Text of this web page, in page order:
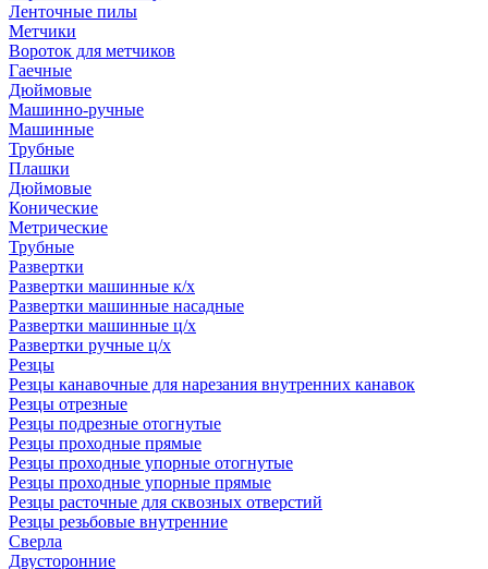
Ленточные пилы
Метчики
Вороток для метчиков
Гаечные
Дюймовые
Машинно-ручные
Машинные
Трубные
Плашки
Дюймовые
Конические
Метрические
Трубные
Развертки
Развертки машинные к/х
Развертки машинные насадные
Развертки машинные ц/х
Развертки ручные ц/х
Резцы
Резцы канавочные для нарезания внутренних канавок
Резцы отрезные
Резцы подрезные отогнутые
Резцы проходные прямые
Резцы проходные упорные отогнутые
Резцы проходные упорные прямые
Резцы расточные для сквозных отверстий
Резцы резьбовые внутренние
Сверла
Двусторонние